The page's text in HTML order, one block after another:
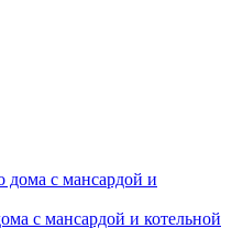
с мансардой и котельной